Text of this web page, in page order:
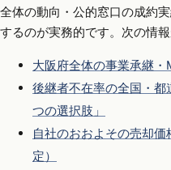
全体の動向・公的窓口の成約
するのが実務的です。次の情報
大阪府全体の事業承継
後継者不在率の全国・
つの選択肢」
自社のおおよその売却
定）